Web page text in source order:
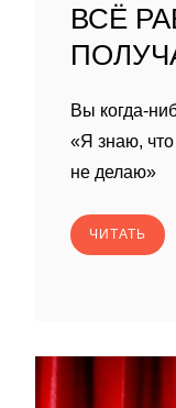
ВСЁ
Вы когда-
«Я знаю,
не делаю»
ЧИТАТЬ